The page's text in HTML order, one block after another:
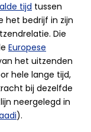
tijd tussen
het bedrijf in zijn
Die
Europese
het uitzenden
hele lange tijd,
bij dezelfde
neergelegd in
).